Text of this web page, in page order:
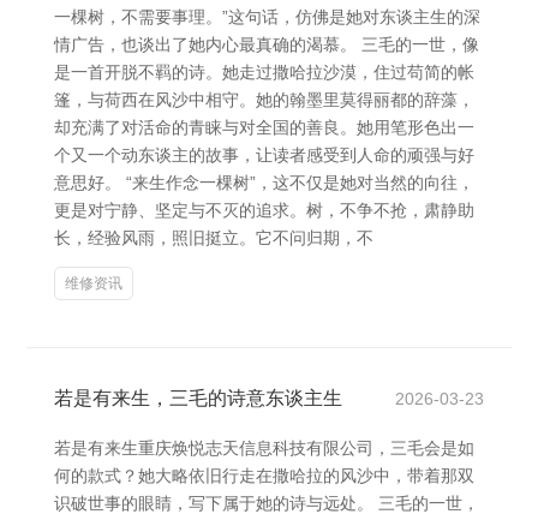
一棵树，不需要事理。”这句话，仿佛是她对东谈主生的深
情广告，也谈出了她内心最真确的渴慕。 三毛的一世，像
是一首开脱不羁的诗。她走过撒哈拉沙漠，住过苟简的帐
篷，与荷西在风沙中相守。她的翰墨里莫得丽都的辞藻，
却充满了对活命的青睐与对全国的善良。她用笔形色出一
个又一个动东谈主的故事，让读者感受到人命的顽强与好
意思好。 “来生作念一棵树”，这不仅是她对当然的向往，
更是对宁静、坚定与不灭的追求。树，不争不抢，肃静助
长，经验风雨，照旧挺立。它不问归期，不
维修资讯
若是有来生，三毛的诗意东谈主生 2026-03-23
若是有来生重庆焕悦志天信息科技有限公司，三毛会是如
何的款式？她大略依旧行走在撒哈拉的风沙中，带着那双
识破世事的眼睛，写下属于她的诗与远处。 三毛的一世，